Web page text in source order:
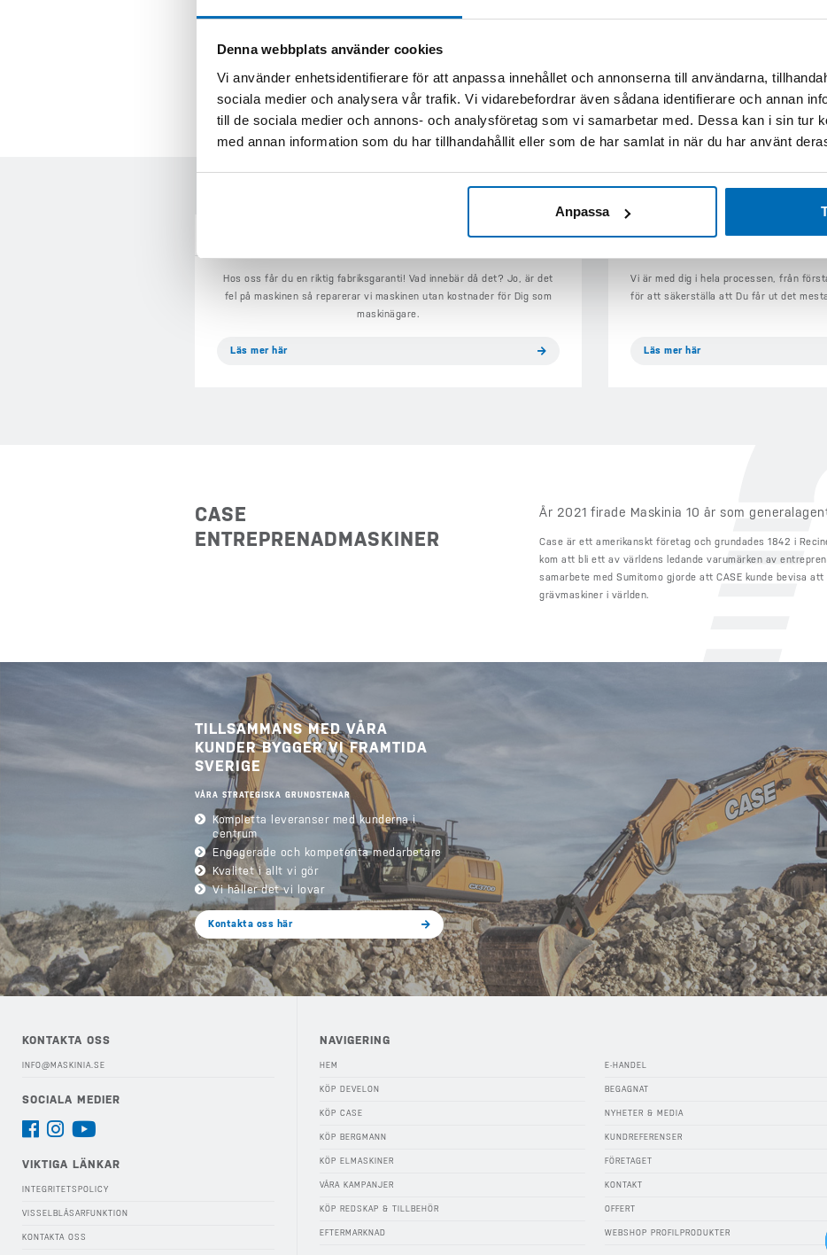
Denna webbplats använder cookies
Vi använder enhetsidentifierare för att anpassa innehållet och annonserna till användarna,
sociala medier och analysera vår trafik. Vi vidarebefordrar även sådana identifierare och annan
till de sociala medier och annons- och analysföretag som vi samarbetar med. Dessa kan i sin tur
med annan information som du har tillhandahållit eller som de har samlat in när du har använt
Anpassa
GARANTIER / SERVICEAVTAL
Hos oss får du en riktig fabriksgaranti! Vad innebär då det? Jo, är det
fel på maskinen så reparerar vi maskinen utan kostnader för Dig som
maskinägare.
Läs mer här
Vi är med dig i hela processen, från
för att säkerställa att Du får ut det
Läs mer här
CASE
ENTREPRENADMASKINER
År 2021 firade Maskinia 10 år som
Case är ett amerikanskt företag och grundades 1842 i
kom att bli ett av världens ledande varumärken av
samarbete med Sumitomo gjorde att CASE kunde bevisa
grävmaskiner i världen.
TILLSAMMANS MED VÅRA
KUNDER BYGGER VI FRAMTIDA
SVERIGE
VÅRA STRATEGISKA GRUNDSTENAR
Kompletta leveranser med kunderna i
centrum
Engagerade och kompetenta medarbetare
Kvalitet i allt vi gör
Vi håller det vi lovar
Kontakta oss här
KONTAKTA OSS
INFO@MASKINIA.SE
SOCIALA MEDIER
VIKTIGA LÄNKAR
INTEGRITETSPOLICY
VISSELBLÅSARFUNKTION
KONTAKTA OSS
NAVIGERING
HEM
KÖP DEVELON
KÖP CASE
KÖP BERGMANN
KÖP ELMASKINER
VÅRA KAMPANJER
KÖP REDSKAP & TILLBEHÖR
EFTERMARKNAD
E-HANDEL
BEGAGNAT
NYHETER & MEDIA
KUNDREFERENSER
FÖRETAGET
KONTAKT
OFFERT
WEBSHOP PROFILPRODUKTER